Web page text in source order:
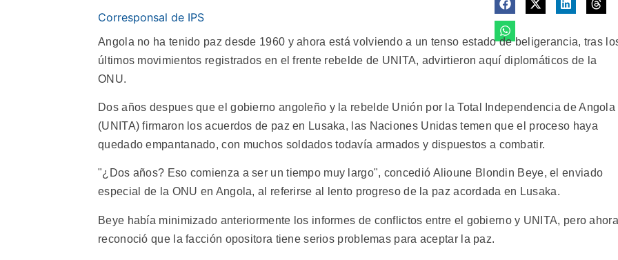
Corresponsal de IPS
Angola no ha tenido paz desde 1960 y ahora está volviendo a un tenso estado de beligerancia, tras
últimos movimientos registrados en el frente rebelde de UNITA, advirtieron aquí diplomáticos de la
ONU.
Dos años despues que el gobierno angoleño y la rebelde Unión por la Total Independencia de Angola
(UNITA) firmaron los acuerdos de paz en Lusaka, las Naciones Unidas temen que el proceso haya
quedado empantanado, con muchos soldados todavía armados y dispuestos a combatir.
"¿Dos años? Eso comienza a ser un tiempo muy largo", concedió Alioune Blondin Beye, el enviado
especial de la ONU en Angola, al referirse al lento progreso de la paz acordada en Lusaka.
Beye había minimizado anteriormente los informes de conflictos entre el gobierno y UNITA, pero ahora
reconoció que la facción opositora tiene serios problemas para aceptar la paz.